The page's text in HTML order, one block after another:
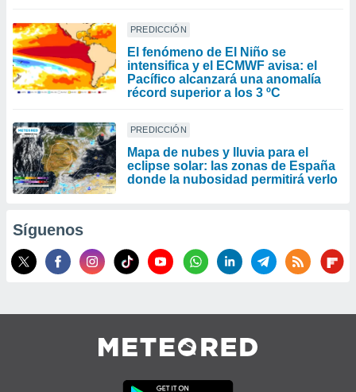
PREDICCIÓN
El fenómeno de El Niño se
intensifica y el ECMWF avisa: el
Pacífico alcanzará una anomalía
récord superior a los 3 ºC
PREDICCIÓN
Mapa de nubes y lluvia para el
eclipse solar: las zonas de España
donde la nubosidad permitirá verlo
Síguenos